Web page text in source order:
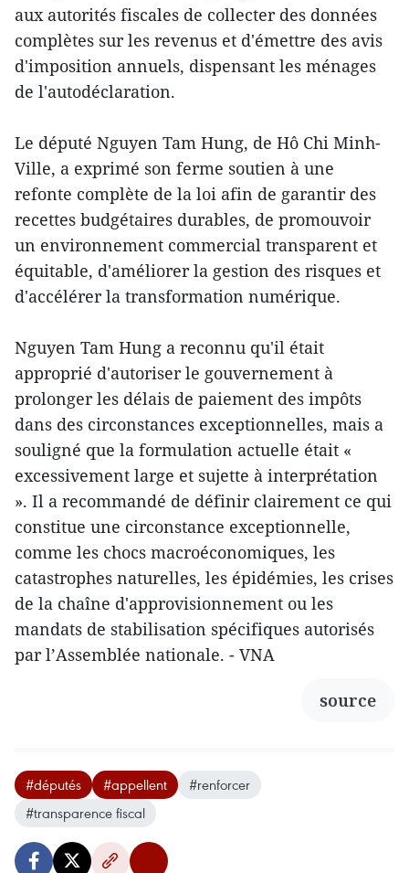
aux autorités fiscales de collecter des données
complètes sur les revenus et d'émettre des avis
d'imposition annuels, dispensant les ménages
de l'autodéclaration.
Le député Nguyen Tam Hung, de Hô Chi Minh-
Ville, a exprimé son ferme soutien à une
refonte complète de la loi afin de garantir des
recettes budgétaires durables, de promouvoir
un environnement commercial transparent et
équitable, d'améliorer la gestion des risques et
d'accélérer la transformation numérique.
Nguyen Tam Hung a reconnu qu'il était
approprié d'autoriser le gouvernement à
prolonger les délais de paiement des impôts
dans des circonstances exceptionnelles, mais a
souligné que la formulation actuelle était «
excessivement large et sujette à interprétation
». Il a recommandé de définir clairement ce qui
constitue une circonstance exceptionnelle,
comme les chocs macroéconomiques, les
catastrophes naturelles, les épidémies, les crises
de la chaîne d'approvisionnement ou les
mandats de stabilisation spécifiques autorisés
par l’Assemblée nationale. - VNA
source
#députés #appellent
#renforcer
#transparence fiscal